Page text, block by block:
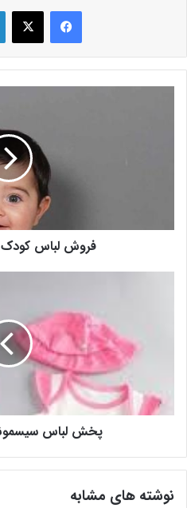
فیس بوک X
فروش لباس کودک
پخش لباس
نوشته های مشابه